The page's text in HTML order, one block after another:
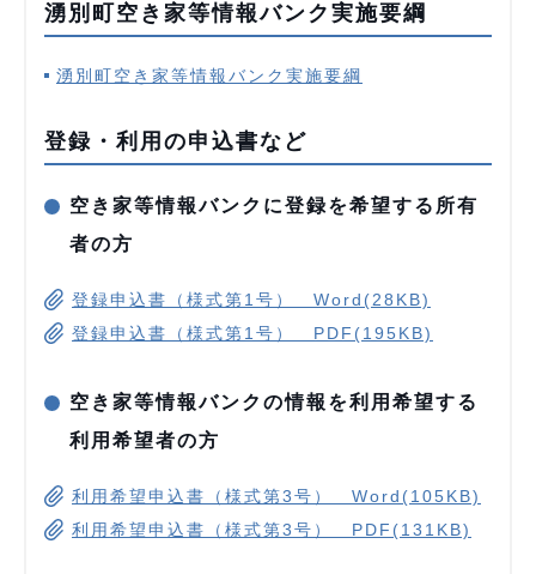
湧別町空き家等情報バンク実施要綱
湧別町空き家等情報バンク実施要綱
登録・利用の申込書など
空き家等情報バンクに登録を希望する所有
者の方
登録申込書（様式第1号） Word(28KB)
登録申込書（様式第1号） PDF(195KB)
空き家等情報バンクの情報を利用希望する
利用希望者の方
利用希望申込書（様式第3号） Word(105KB)
利用希望申込書（様式第3号） PDF(131KB)